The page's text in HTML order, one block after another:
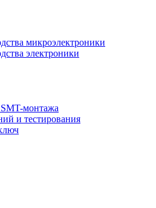
микроэлектроники
электроники
монтажа
и тестирования